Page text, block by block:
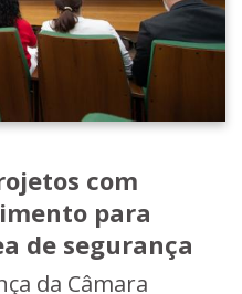
com
para
de segurança
da Câmara